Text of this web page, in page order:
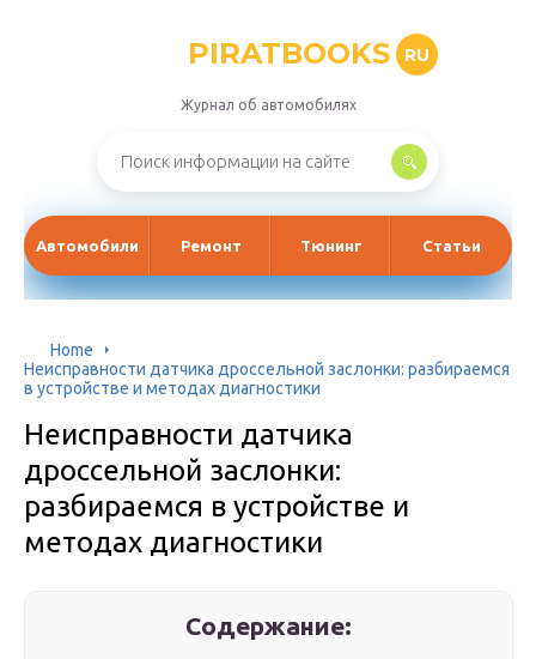
PIRATBOOKS RU
Журнал об автомобилях
Автомобили Ремонт Тюнинг Статьи
Home
Неисправности датчика дроссельной заслонки: разбираемся
в устройстве и методах диагностики
Неисправности датчика
дроссельной заслонки:
разбираемся в устройстве и
методах диагностики
Содержание: